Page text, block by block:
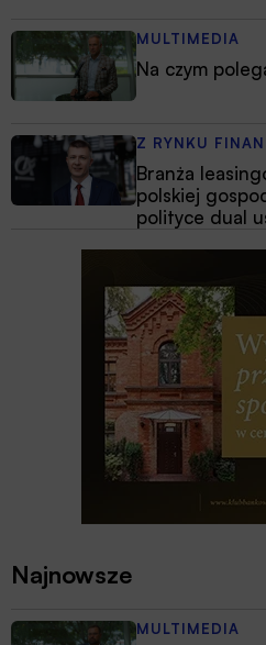
MULTIMEDIA
Na czym
Z RYNKU
Branża
polskiej
polityce dual
Najnowsze
MULTIMEDIA